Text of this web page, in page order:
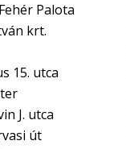
Palota
krt.
15. utca
J. utca
út